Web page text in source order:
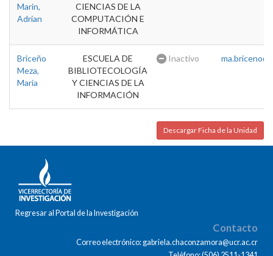
Marin,
Adrian
CIENCIAS DE LA
COMPUTACIÓN E
INFORMÁTICA
Briceño
Meza,
Maria
ESCUELA DE
BIBLIOTECOLOGÍA
Y CIENCIAS DE LA
INFORMACIÓN
Inactivo
Descargar Ficha de la Unidad
Regresar al Portal de la Investigación
Contacto
Correo electrónico: gabriela.chaconzamora@ucr.ac.cr